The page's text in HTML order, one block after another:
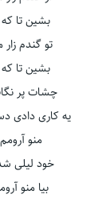
بشین تا که
تو گندم
بشین تا که
چشات پر
یه کاری دادی
منو
خود لیلی
بیا منو